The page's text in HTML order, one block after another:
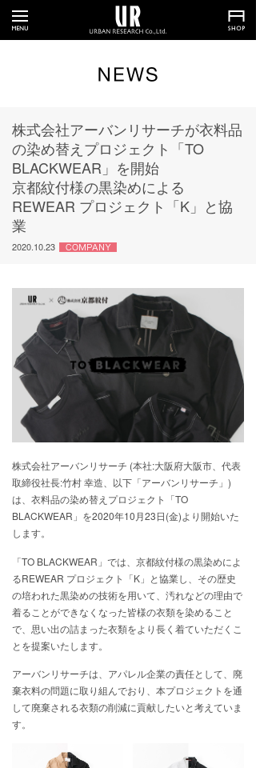
株式会社アーバンリサーチが衣料品
の染め替えプロジェクト「TO
BLACKWEAR」を開始
京都紋付様の黒染めによる
REWEAR プロジェクト「K」と協
業
2020.10.23
株式会社アーバンリサーチ (本社:大阪府大阪市、代表
取締役社長:竹村 幸造、以下「アーバンリサーチ」)
は、衣料品の染め替えプロジェクト「TO
BLACKWEAR」を2020年10月23日(金)より開始いた
します。
「TO BLACKWEAR」では、京都紋付様の黒染めによ
るREWEAR プロジェクト「K」と協業し、その歴史
の培われた黒染めの技術を用いて、汚れなどの理由で
着ることができなくなった皆様の衣類を染めること
で、思い出の詰まった衣類をより長く着ていただくこ
とを提案いたします。
アーバンリサーチは、アパレル企業の責任として、廃
棄衣料の問題に取り組んでおり、本プロジェクトを通
して廃棄される衣類の削減に貢献したいと考えていま
す。